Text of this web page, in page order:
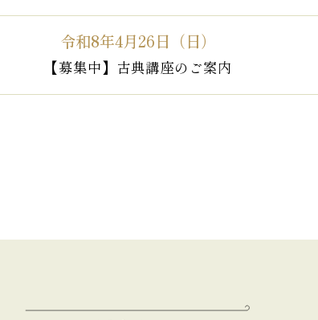
令和8年4月26日（日）
【募集中】古典講座のご案内